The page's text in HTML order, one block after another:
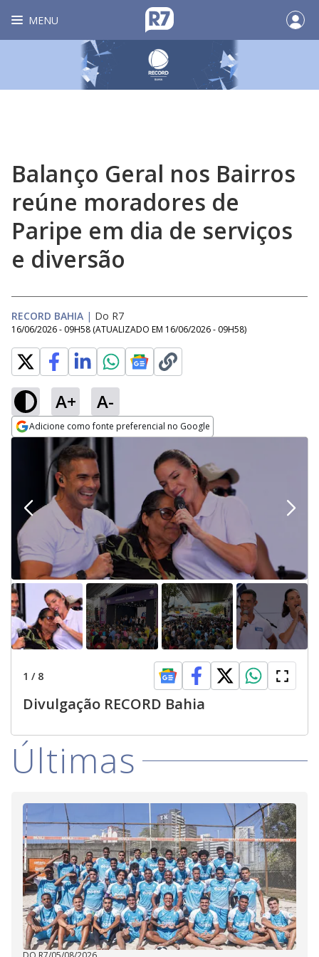
MENU
Balanço Geral nos Bairros
reúne moradores de
Paripe em dia de serviços
e diversão
RECORD BAHIA | Do R7
16/06/2026 - 09H58 (ATUALIZADO EM 16/06/2026 - 09H58)
A+ A-
Adicione como fonte preferencial no Google
Opens in new window
1 / 8
Divulgação RECORD Bahia
Últimas